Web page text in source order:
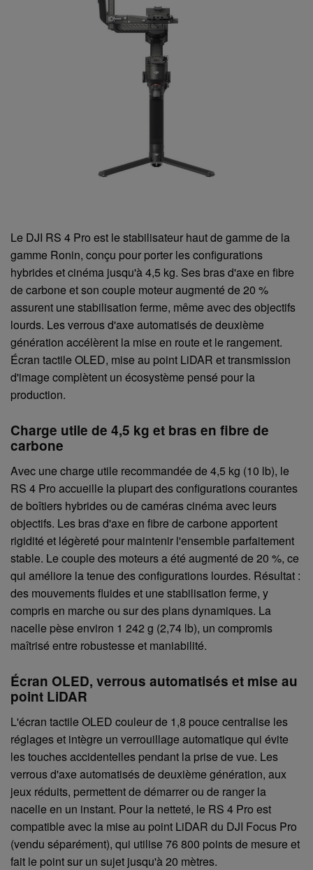
Le DJI RS 4 Pro est le stabilisateur haut de gamme de la
gamme Ronin, conçu pour porter les configurations
hybrides et cinéma jusqu'à 4,5 kg. Ses bras d'axe en fibre
de carbone et son couple moteur augmenté de 20 %
assurent une stabilisation ferme, même avec des objectifs
lourds. Les verrous d'axe automatisés de deuxième
génération accélèrent la mise en route et le rangement.
Écran tactile OLED, mise au point LiDAR et transmission
d'image complètent un écosystème pensé pour la
production.
Charge utile de 4,5 kg et bras en fibre de
carbone
Avec une charge utile recommandée de 4,5 kg (10 lb), le
RS 4 Pro accueille la plupart des configurations courantes
de boîtiers hybrides ou de caméras cinéma avec leurs
objectifs. Les bras d'axe en fibre de carbone apportent
rigidité et légèreté pour maintenir l'ensemble parfaitement
stable. Le couple des moteurs a été augmenté de 20 %, ce
qui améliore la tenue des configurations lourdes. Résultat :
des mouvements fluides et une stabilisation ferme, y
compris en marche ou sur des plans dynamiques. La
nacelle pèse environ 1 242 g (2,74 lb), un compromis
maîtrisé entre robustesse et maniabilité.
Écran OLED, verrous automatisés et mise au
point LiDAR
L'écran tactile OLED couleur de 1,8 pouce centralise les
réglages et intègre un verrouillage automatique qui évite
les touches accidentelles pendant la prise de vue. Les
verrous d'axe automatisés de deuxième génération, aux
jeux réduits, permettent de démarrer ou de ranger la
nacelle en un instant. Pour la netteté, le RS 4 Pro est
compatible avec la mise au point LiDAR du DJI Focus Pro
(vendu séparément), qui utilise 76 800 points de mesure et
fait le point sur un sujet jusqu'à 20 mètres.